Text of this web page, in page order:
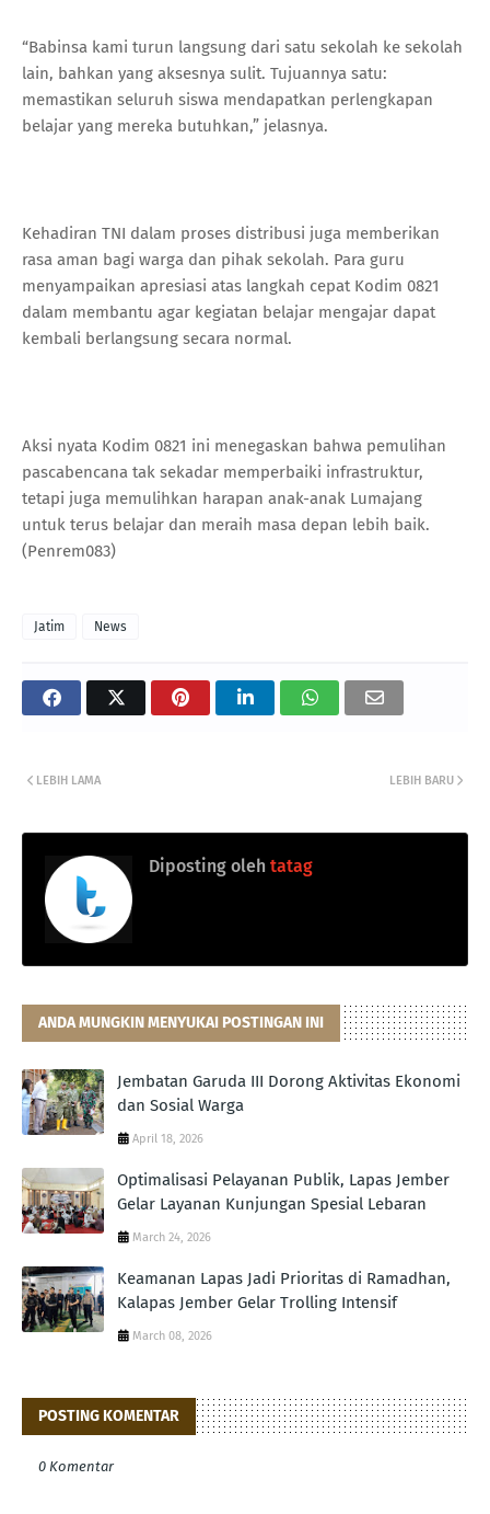
“Babinsa kami turun langsung dari satu sekolah ke sekolah
lain, bahkan yang aksesnya sulit. Tujuannya satu:
memastikan seluruh siswa mendapatkan perlengkapan
belajar yang mereka butuhkan,” jelasnya.
Kehadiran TNI dalam proses distribusi juga memberikan
rasa aman bagi warga dan pihak sekolah. Para guru
menyampaikan apresiasi atas langkah cepat Kodim 0821
dalam membantu agar kegiatan belajar mengajar dapat
kembali berlangsung secara normal.
Aksi nyata Kodim 0821 ini menegaskan bahwa pemulihan
pascabencana tak sekadar memperbaiki infrastruktur,
tetapi juga memulihkan harapan anak-anak Lumajang
untuk terus belajar dan meraih masa depan lebih baik.
(Penrem083)
Jatim News
LEBIH BARU
LEBIH LAMA
Diposting oleh tatag
ANDA MUNGKIN MENYUKAI POSTINGAN INI
Jembatan Garuda III Dorong Aktivitas Ekonomi
dan Sosial Warga
April 18, 2026
Optimalisasi Pelayanan Publik, Lapas Jember
Gelar Layanan Kunjungan Spesial Lebaran
March 24, 2026
Keamanan Lapas Jadi Prioritas di Ramadhan,
Kalapas Jember Gelar Trolling Intensif
March 08, 2026
POSTING KOMENTAR
0 Komentar